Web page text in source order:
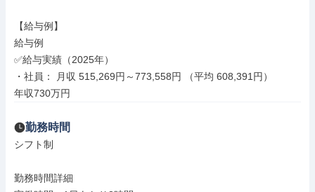
【給与例】
給与例
✅給与実績（2025年）
・社員： 月収 515,269円～773,558円 （平均 608,391円）
年収730万円
勤務時間
シフト制
勤務時間詳細